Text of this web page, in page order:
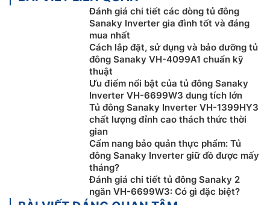
1 ngăn VH-1599HYKD sử dụng Gas
R600a để làm lạnh, giúp tủ làm lạnh nhanh nhưng vẫn
đảm bảo tiết kiệm điện (tiêu thụ trung bình 0.62
kWh/ngày), thân thiện với môi trường, bảo vệ an toàn
Dàn lạnh bằng đồng nguyên chất
Tủ đông Sanaky dàn đồng VH-1599HYKD 100 lít này
trang bị công nghệ làm lạnh trực tiếp và chất liệu dàn
lạnh bằng đồng nguyên chất, thời gian làm lạnh sẽ
được đẩy nhanh hơn và thời gian giữ lạnh khi bị ngắt
điện sẽ lâu hơn những tủ lạnhcó công nghệ làm lạnh
Đánh giá chi tiết các dòng tủ đông
Sanaky Inverter gia đình tốt và đáng
mua nhất
Cách lắp đặt, sử dụng và bảo dưỡng tủ
đông Sanaky VH-4099A1 chuẩn kỹ
thuật
Ưu điểm nổi bật của tủ đông Sanaky
Inverter VH-6699W3 dung tích lớn
Tủ đông Sanaky Inverter VH-1399HY3
chất lượng đỉnh cao thách thức thời
gian
Cẩm nang bảo quản thực phẩm: Tủ
đông Sanaky Inverter giữ đồ được mấy
tháng?
Đánh giá chi tiết tủ đông Sanaky 2
ngăn VH-6699W3: Có gì đặc biệt?